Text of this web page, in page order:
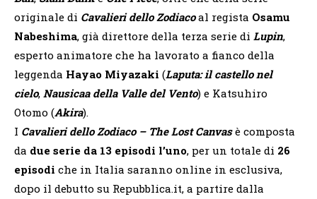
originale di Cavalieri dello Zodiacoal regista Osamu
Nabeshima, già direttore della terza serie di Lupin,
esperto animatore che ha lavorato a fianco della
leggenda Hayao Miyazaki (Laputa: il castello nel
cielo, Nausicaa della Valle del Vento) e Katsuhiro
Otomo (Akira).
I Cavalieri dello Zodiaco – The Lost Canvasè composta
da due serie da 13 episodi l’uno, per un totale di 26
episodi che in Italia saranno online in esclusiva,
dopo il debutto su Repubblica.it, a partire dalla